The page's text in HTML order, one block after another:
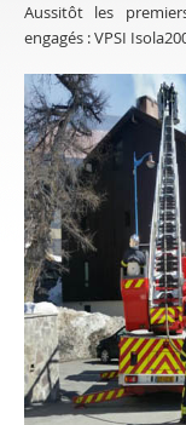
Aussitôt les
engagés : VPSI